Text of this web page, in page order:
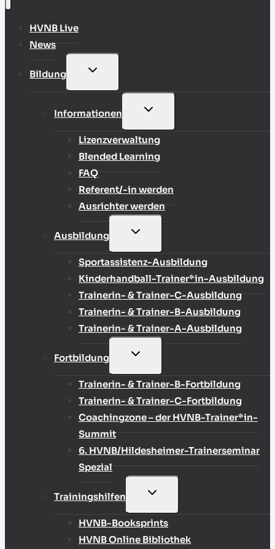
HVNB Live
News
Bildung
UNTERMENÜ
Informationen
UNTERMENÜ
Lizenzverwaltung
Blended Learning
FAQ
Referent/-in werden
Ausrichter werden
Ausbildung
UNTERMENÜ
Sportassistenz-Ausbildung
Kinderhandball-Trainer*in-Ausbildung
Trainerin- & Trainer-C-Ausbildung
Trainerin- & Trainer-B-Ausbildung
Trainerin- & Trainer-A-Ausbildung
Fortbildung
UNTERMENÜ
Trainerin- & Trainer-B-Fortbildung
Trainerin- & Trainer-C-Fortbildung
Coachingzone – der HVNB-Trainer*in-
Summit
6. HVNB/Hildesheimer-Trainerseminar
Spezial
Trainingshilfen
UNTERMENÜ
HVNB-Booksprints
HVNB Online Bibliothek